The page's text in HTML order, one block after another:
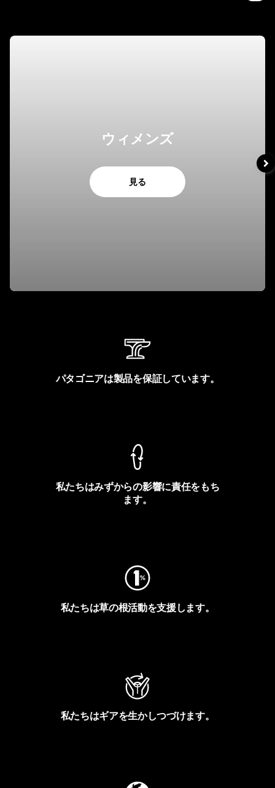
ウィメンズ
見る
パタゴニアは製品を保証しています。
私たちはみずからの影響に責任をもち
ます。
私たちは草の根活動を支援します。
私たちはギアを生かしつづけます。